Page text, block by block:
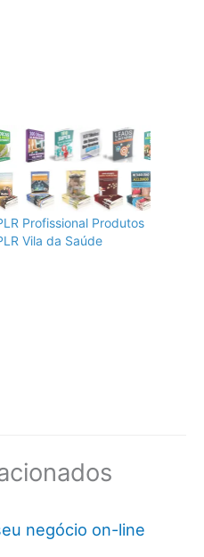
Profissional Produtos
Vila da Saúde
negócio on-line